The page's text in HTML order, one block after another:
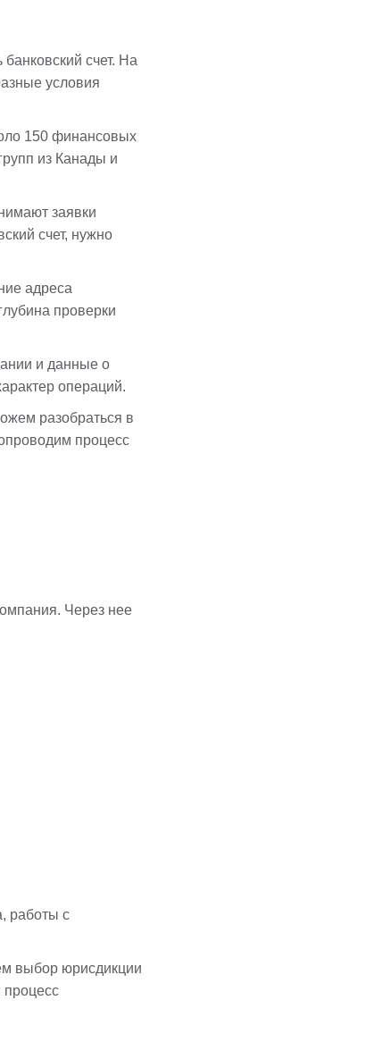
счет. На
условия
150 финансовых
из Канады и
заявки
счет, нужно
адреса
проверки
и данные о
операций.
разобраться в
процесс
Через нее
работы с
выбор юрисдикции